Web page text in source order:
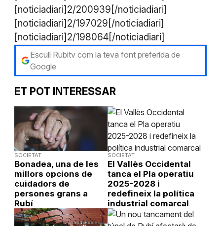
​[noticiadiari]2/200939[/noticiadiari]
[noticiadiari]2/197029[/noticiadiari]
[noticiadiari]2/198064[/noticiadiari]
Escull Rubitv com la teva font preferida de
Google
ET POT INTERESSAR
SOCIETAT
Bonadea, una de les
millors opcions de
cuidadors de
persones grans a
Rubí
SOCIETAT
El Vallès Occidental
tanca el Pla operatiu
2025-2028 i
redefineix la política
industrial comarcal